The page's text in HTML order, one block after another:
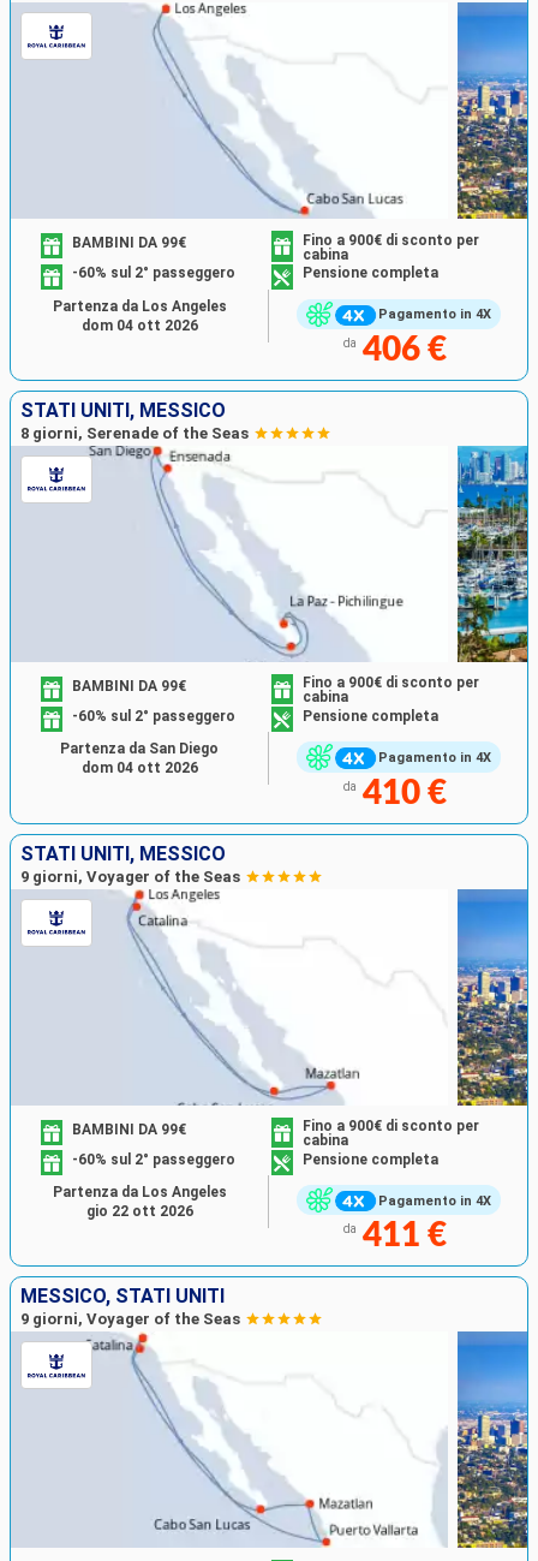
Pagamento in 4X
BAMBINI DA 99€
Fino a 900€ di sconto per
cabina
-60% sul 2° passeggero
Pensione completa
da 406 €
Partenza da Los Angeles
dom 04 ott 2026
STATI UNITI, MESSICO
8 giorni, Serenade of the Seas
Pagamento in 4X
BAMBINI DA 99€
Fino a 900€ di sconto per
cabina
-60% sul 2° passeggero
Pensione completa
da 410 €
Partenza da San Diego
dom 04 ott 2026
STATI UNITI, MESSICO
9 giorni, Voyager of the Seas
Pagamento in 4X
BAMBINI DA 99€
Fino a 900€ di sconto per
cabina
-60% sul 2° passeggero
Pensione completa
da 411 €
Partenza da Los Angeles
gio 22 ott 2026
MESSICO, STATI UNITI
9 giorni, Voyager of the Seas